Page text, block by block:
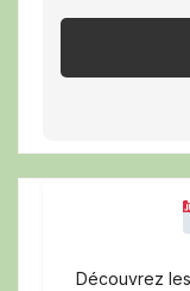
Découvrez